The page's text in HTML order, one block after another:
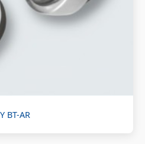
BT-AR